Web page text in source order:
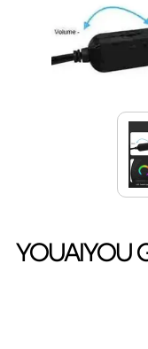
YOUAIYOU